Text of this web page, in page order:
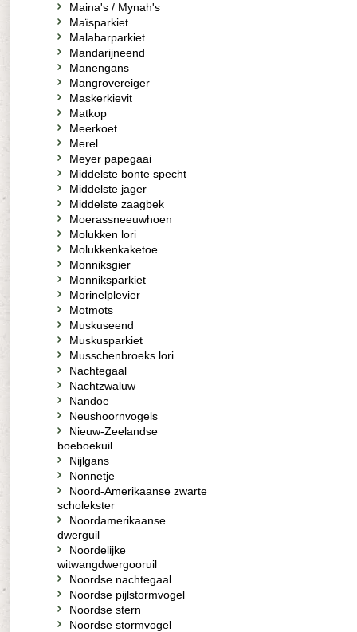
Maina's / Mynah's
Maïsparkiet
Malabarparkiet
Mandarijneend
Manengans
Mangrovereiger
Maskerkievit
Matkop
Meerkoet
Merel
Meyer papegaai
Middelste bonte specht
Middelste jager
Middelste zaagbek
Moerassneeuwhoen
Molukken lori
Molukkenkaketoe
Monniksgier
Monniksparkiet
Morinelplevier
Motmots
Muskuseend
Muskusparkiet
Musschenbroeks lori
Nachtegaal
Nachtzwaluw
Nandoe
Neushoornvogels
Nieuw-Zeelandse
boeboekuil
Nijlgans
Nonnetje
Noord-Amerikaanse zwarte
scholekster
Noordamerikaanse
dwerguil
Noordelijke
witwangdwergooruil
Noordse nachtegaal
Noordse pijlstormvogel
Noordse stern
Noordse stormvogel